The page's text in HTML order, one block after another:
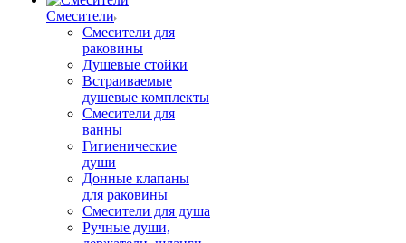
Смесители
Смесители для
раковины
Душевые стойки
Встраиваемые
душевые комплекты
Смесители для
ванны
Гигиенические
души
Донные клапаны
для раковины
Смесители для душа
Ручные души,